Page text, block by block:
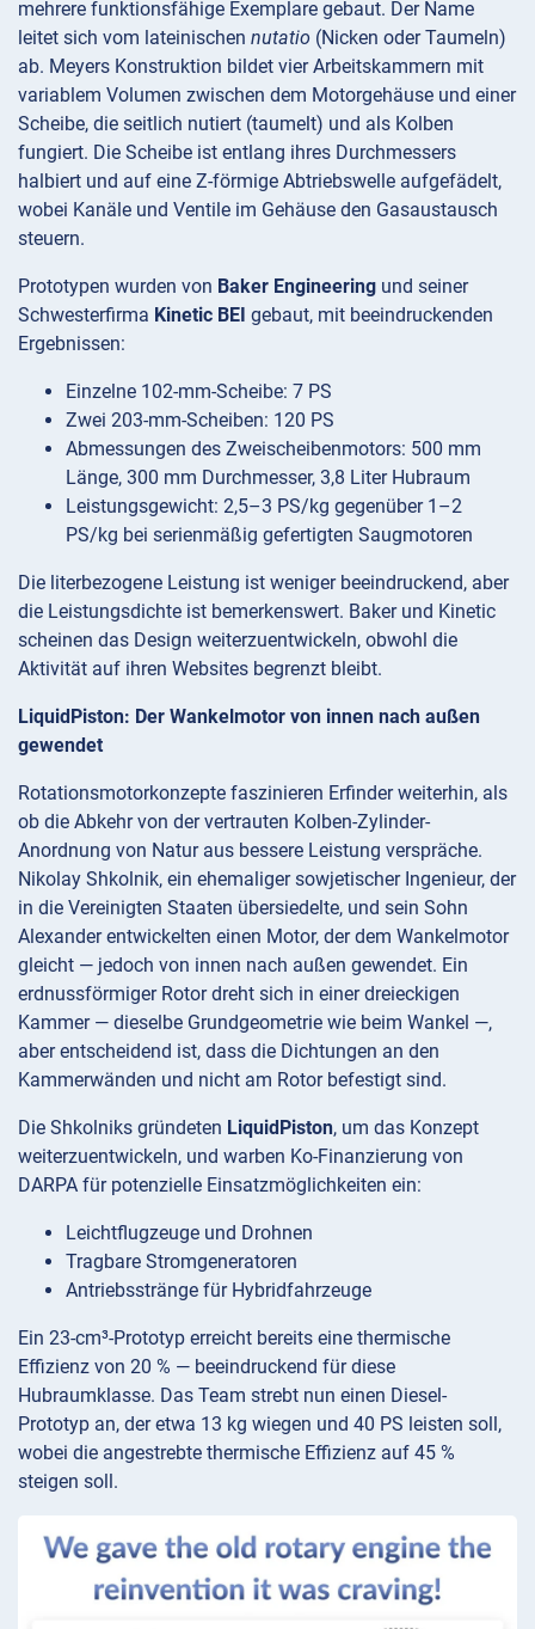
mehrere funktionsfähige Exemplare gebaut. Der Name
leitet sich vom lateinischen nutatio (Nicken oder Taumeln)
ab. Meyers Konstruktion bildet vier Arbeitskammern mit
variablem Volumen zwischen dem Motorgehäuse und einer
Scheibe, die seitlich nutiert (taumelt) und als Kolben
fungiert. Die Scheibe ist entlang ihres Durchmessers
halbiert und auf eine Z-förmige Abtriebswelle aufgefädelt,
wobei Kanäle und Ventile im Gehäuse den Gasaustausch
steuern.
Prototypen wurden von Baker Engineering und seiner
Schwesterfirma Kinetic BEI gebaut, mit beeindruckenden
Ergebnissen:
Einzelne 102-mm-Scheibe: 7 PS
Zwei 203-mm-Scheiben: 120 PS
Abmessungen des Zweischeibenmotors: 500 mm
Länge, 300 mm Durchmesser, 3,8 Liter Hubraum
Leistungsgewicht: 2,5–3 PS/kg gegenüber 1–2
PS/kg bei serienmäßig gefertigten Saugmotoren
Die literbezogene Leistung ist weniger beeindruckend, aber
die Leistungsdichte ist bemerkenswert. Baker und Kinetic
scheinen das Design weiterzuentwickeln, obwohl die
Aktivität auf ihren Websites begrenzt bleibt.
LiquidPiston: Der Wankelmotor von innen nach außen
gewendet
Rotationsmotorkonzepte faszinieren Erfinder weiterhin, als
ob die Abkehr von der vertrauten Kolben-Zylinder-
Anordnung von Natur aus bessere Leistung verspräche.
Nikolay Shkolnik, ein ehemaliger sowjetischer Ingenieur, der
in die Vereinigten Staaten übersiedelte, und sein Sohn
Alexander entwickelten einen Motor, der dem Wankelmotor
gleicht — jedoch von innen nach außen gewendet. Ein
erdnussförmiger Rotor dreht sich in einer dreieckigen
Kammer — dieselbe Grundgeometrie wie beim Wankel —,
aber entscheidend ist, dass die Dichtungen an den
Kammerwänden und nicht am Rotor befestigt sind.
Die Shkolniks gründeten LiquidPiston, um das Konzept
weiterzuentwickeln, und warben Ko-Finanzierung von
DARPA für potenzielle Einsatzmöglichkeiten ein:
Leichtflugzeuge und Drohnen
Tragbare Stromgeneratoren
Antriebsstränge für Hybridfahrzeuge
Ein 23-cm³-Prototyp erreicht bereits eine thermische
Effizienz von 20 % — beeindruckend für diese
Hubraumklasse. Das Team strebt nun einen Diesel-
Prototyp an, der etwa 13 kg wiegen und 40 PS leisten soll,
wobei die angestrebte thermische Effizienz auf 45 %
steigen soll.